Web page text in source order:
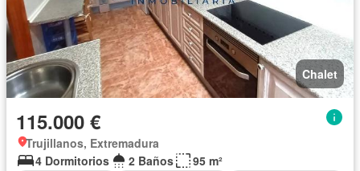
Chalet
115.000 €
Trujillanos, Extremadura
4 Dormitorios
2 Baños
95 m²